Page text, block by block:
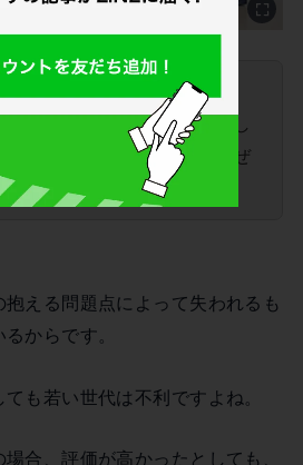
るのにわざわざ変更するの
かかったり反対があったりし
してまで変えてきたのはなぜ
える問題点によって失われるも
からです。
も若い世代は不利ですよね。
合、評価が高かったとしても、